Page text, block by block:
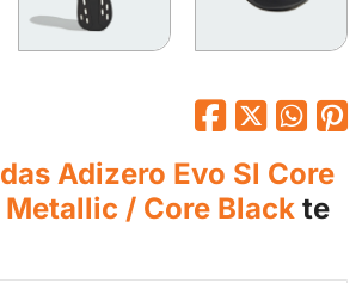
Adizero Evo Sl Core
/ Core Black te